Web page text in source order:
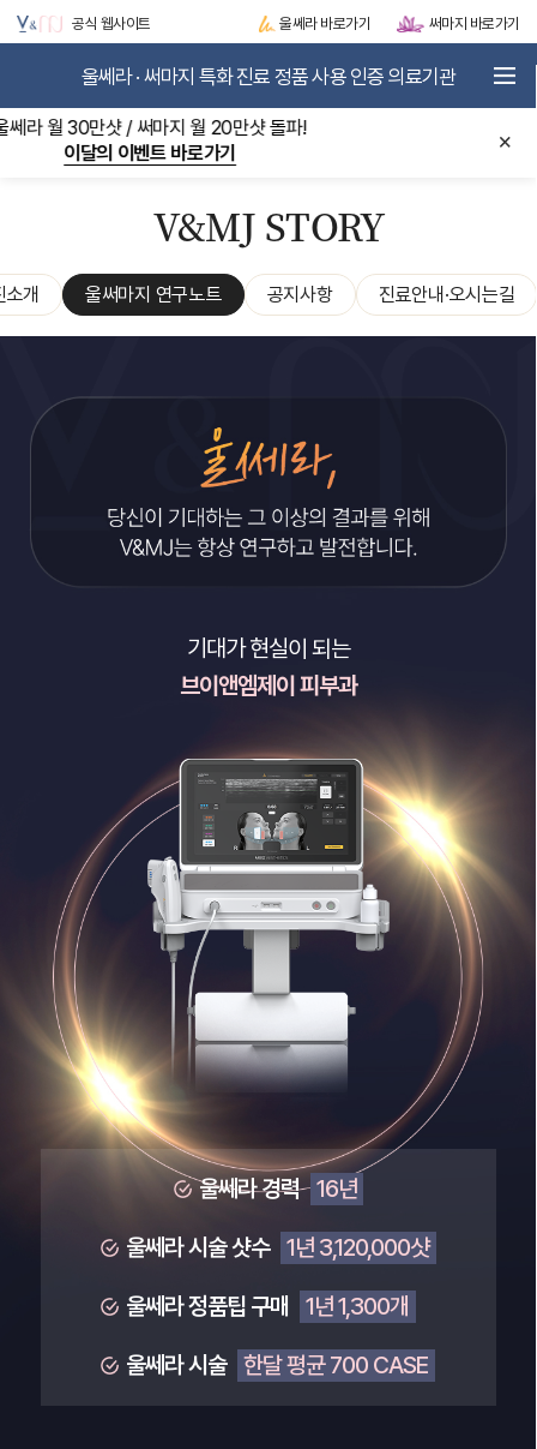
공식 웹사이트 울쎄라 바로가기 써마지 바로가기
울쎄라 · 써마지 특화 진료 정품 사용 인증 의료기관
×
울쎄라 정품팁사용량 부분
5년 연속 멀츠 골든 어워즈 선정 현장 바로가기
V&MJ STORY
소개 울써마지 연구노트 공지사항 진료안내·오시는길
로그인 JOIN
V&MJ STORY
METASCAN-AI
ULTHERA
THERMAGE
LIFTING BOOSTER
SKIN BOOSTER
COMMUNITY
기대가 현실이 되는
브이앤엠제이 피부과
울쎄라 경력 16년
울쎄라 시술 샷수 1년 3,120,000샷
울쎄라 정품팁 구매 1년 1,300개
울쎄라 시술 한달 평균 700 CASE